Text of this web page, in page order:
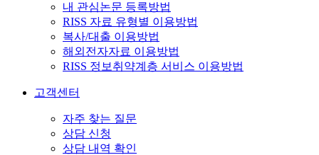
내 관심논문 등록방법
RISS 자료 유형별 이용방법
복사/대출 이용방법
해외전자자료 이용방법
RISS 정보취약계층 서비스 이용방법
고객센터
자주 찾는 질문
상담 신청
상담 내역 확인